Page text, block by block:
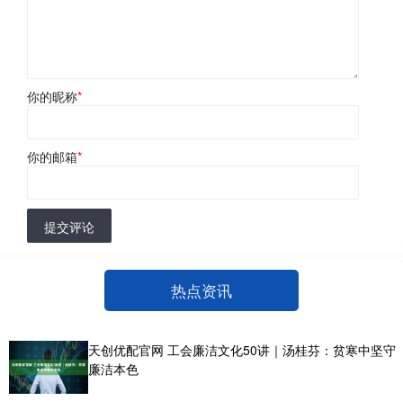
你的昵称*
你的邮箱*
提交评论
热点资讯
天创优配官网 工会廉洁文化50讲｜汤桂芬：贫寒中坚守
廉洁本色